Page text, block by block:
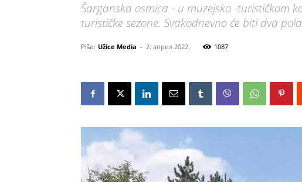
Šarganska osmica - u muzejsko -turističkom
turističke sezone. Svakodnevno će biti dva
Piše: Užice Media - 2. април 2022. 1087